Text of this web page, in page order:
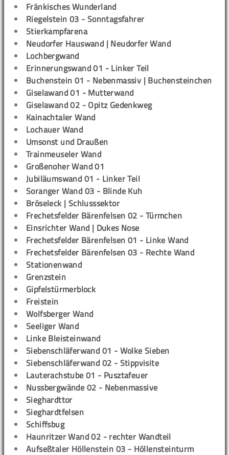
Fränkisches Wunderland
Riegelstein 03 - Sonntagsfahrer
Stierkampfarena
Neudorfer Hauswand | Neudorfer Wand
Lochbergwand
Erinnerungswand 01 - Linker Teil
Buchenstein 01 - Nebenmassiv | Buchensteinchen
Giselawand 01 - Mutterwand
Giselawand 02 - Opitz Gedenkweg
Kainachtaler Wand
Lochauer Wand
Umsonst und Draußen
Trainmeuseler Wand
Großenoher Wand 01
Jubiläumswand 01 - Linker Teil
Soranger Wand 03 - Blinde Kuh
Bröseleck | Schlusssektor
Frechetsfelder Bärenfelsen 02 - Türmchen
Einsrichter Wand | Dukes Nose
Frechetsfelder Bärenfelsen 01 - Linke Wand
Frechetsfelder Bärenfelsen 03 - Rechte Wand
Stationenwand
Grenzstein
Gipfelstürmerblock
Freistein
Wolfsberger Wand
Seeliger Wand
Linke Bleisteinwand
Siebenschläferwand 01 - Wolke Sieben
Siebenschläferwand 02 - Stippvisite
Lauterachstube 01 - Pusztafeuer
Nussbergwände 02 - Nebenmassive
Sieghardttor
Sieghardtfelsen
Schiffsbug
Haunritzer Wand 02 - rechter Wandteil
Aufseßtaler Höllenstein 03 - Höllensteinturm